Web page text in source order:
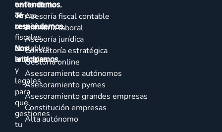
te
ofrece
servicios
fiscales,
contables,
laborales
y
legales
para
que
gestiones
tu
entendemos.
Te
respondemos.
Nos
anticipamos.
Portfolio
Asesoría fiscal contable
Asesoría laboral
Asesoría jurídica
Consultoría estratégica
Gestoría online
Asesoramiento autónomos
Asesoramiento pymes
Asesoramiento grandes empresas
Constitución empresas
Alta autónomo